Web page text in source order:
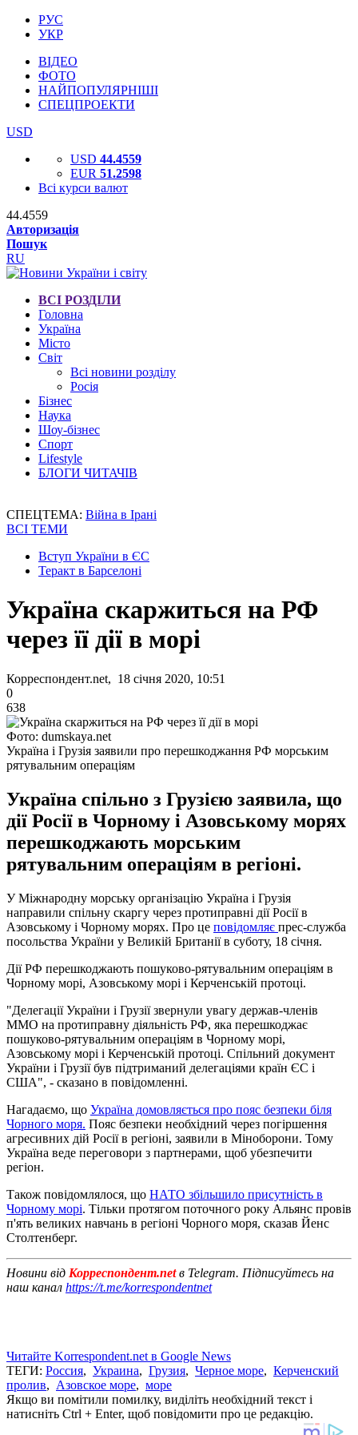
РУС
УКР
ВІДЕО
ФОТО
НАЙПОПУЛЯРНІШІ
СПЕЦПРОЕКТИ
USD
USD 44.4559
EUR 51.2598
Всі курси валют
44.4559
Авторизація
Пошук
RU
ВСІ РОЗДІЛИ
Головна
Україна
Місто
Світ
Всі новини розділу
Росія
Бізнес
Наука
Шоу-бізнес
Спорт
Lifestyle
БЛОГИ ЧИТАЧІВ
СПЕЦТЕМА: Війна в Ірані
ВСІ ТЕМИ
Вступ України в ЄС
Теракт в Барселоні
Україна скаржиться на РФ
через її дії в морі
Корреспондент.net, 18 січня 2020, 10:51
0
638
Фото: dumskaya.net
Україна і Грузія заявили про перешкоджання РФ морським
рятувальним операціям
Україна спільно з Грузією заявила, що
дії Росії в Чорному і Азовському морях
перешкоджають морським
рятувальним операціям в регіоні.
У Міжнародну морську організацію Україна і Грузія
направили спільну скаргу через протиправні дії Росії в
Азовському і Чорному морях. Про це повідомляє прес-служба
посольства України у Великій Британії в суботу, 18 січня.
Дії РФ перешкоджають пошуково-рятувальним операціям в
Чорному морі, Азовському морі і Керченській протоці.
"Делегації України і Грузії звернули увагу держав-членів
ММО на протиправну діяльність РФ, яка перешкоджає
пошуково-рятувальним операціям в Чорному морі,
Азовському морі і Керченській протоці. Спільний документ
України і Грузії був підтриманий делегаціями країн ЄС і
США", - сказано в повідомленні.
Нагадаємо, що Україна домовляється про пояс безпеки біля
Чорного моря. Пояс безпеки необхідний через погіршення
агресивних дій Росії в регіоні, заявили в Міноборони. Тому
Україна веде переговори з партнерами, щоб убезпечити
регіон.
Також повідомлялося, що НАТО збільшило присутність в
Чорному морі. Тільки протягом поточного року Альянс провів
п'ять великих навчань в регіоні Чорного моря, сказав Йенс
Столтенберг.
Новини від Корреспондент.netв Telegram. Підписуйтесь на
наш канал https://t.me/korrespondentnet
Читайте Korrespondent.net в Google News
ТЕГИ: Россия, Украина, Грузия, Черное море, Керченский
пролив, Азовское море, море
Якщо ви помітили помилку, виділіть необхідний текст і
натисніть Ctrl + Enter, щоб повідомити про це редакцію.